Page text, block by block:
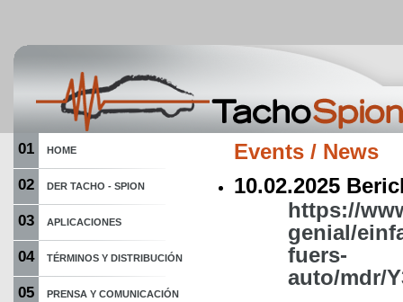
01 HOME
02 DER TACHO - SPION
03 APLICACIONES
04 TÉRMINOS Y DISTRIBUCIÓN
05 PRENSA Y COMUNICACIÓN
Events / News
10.02.2025
https://
genial/
fuers-
auto/mdr/